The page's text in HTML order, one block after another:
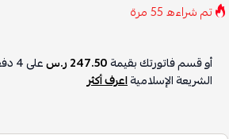
تم شراءه55مرة
أو قسم فاتورتك بقيمة247.50 ر.س على4
الشريعة الإسلاميةاعرف أكثر